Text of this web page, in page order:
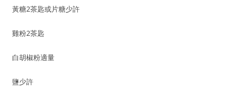
黃糖2茶匙或片糖少許
雞粉2茶匙
白胡椒粉適量
鹽少許